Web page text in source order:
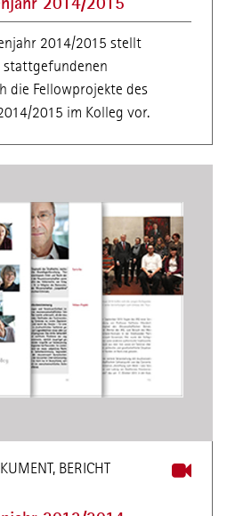
2014/2015 stellt
die Fellowprojekte des
2015 im Kolleg vor.
BERICHT